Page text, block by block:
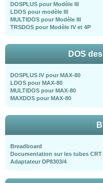
DOSPLUS pour Modèle III
LDOS pour modèle III
MULTIDOS pour Modèle III
TRSDOS pour Modèle IV et 4P
DOS
DOSPLUS IV pour MAX-80
LDOS pour MAX-80
MULTIDOS pour MAX-80
MAXDOS pour MAX-80
Breadboard
Documentation sur les tubes CRT
Adaptateur DP8303/4